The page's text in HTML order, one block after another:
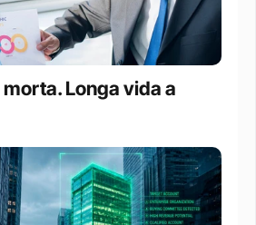
morta. Longa vida a